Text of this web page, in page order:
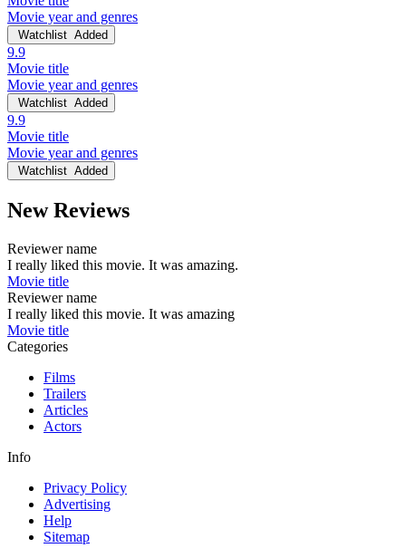
Movie year and genres
Watchlist Added
9.9
Movie title
Movie year and genres
Watchlist Added
9.9
Movie title
Movie year and genres
Watchlist Added
New Reviews
Reviewer name
I really liked this movie. It was amazing.
Movie title
Reviewer name
I really liked this movie. It was amazing
Movie title
Categories
Films
Trailers
Articles
Actors
Info
Privacy Policy
Advertising
Help
Sitemap